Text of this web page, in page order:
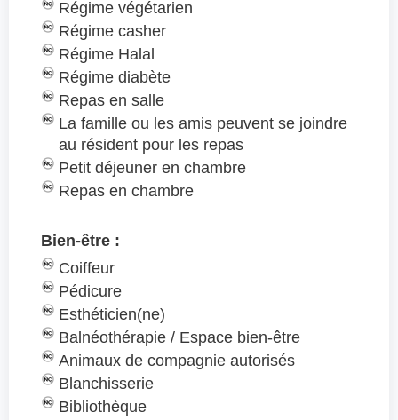
Régime végétarien
Régime casher
Régime Halal
Régime diabète
Repas en salle
La famille ou les amis peuvent se joindre
au résident pour les repas
Petit déjeuner en chambre
Repas en chambre
Bien-être :
Coiffeur
Pédicure
Esthéticien(ne)
Balnéothérapie / Espace bien-être
Animaux de compagnie autorisés
Blanchisserie
Bibliothèque